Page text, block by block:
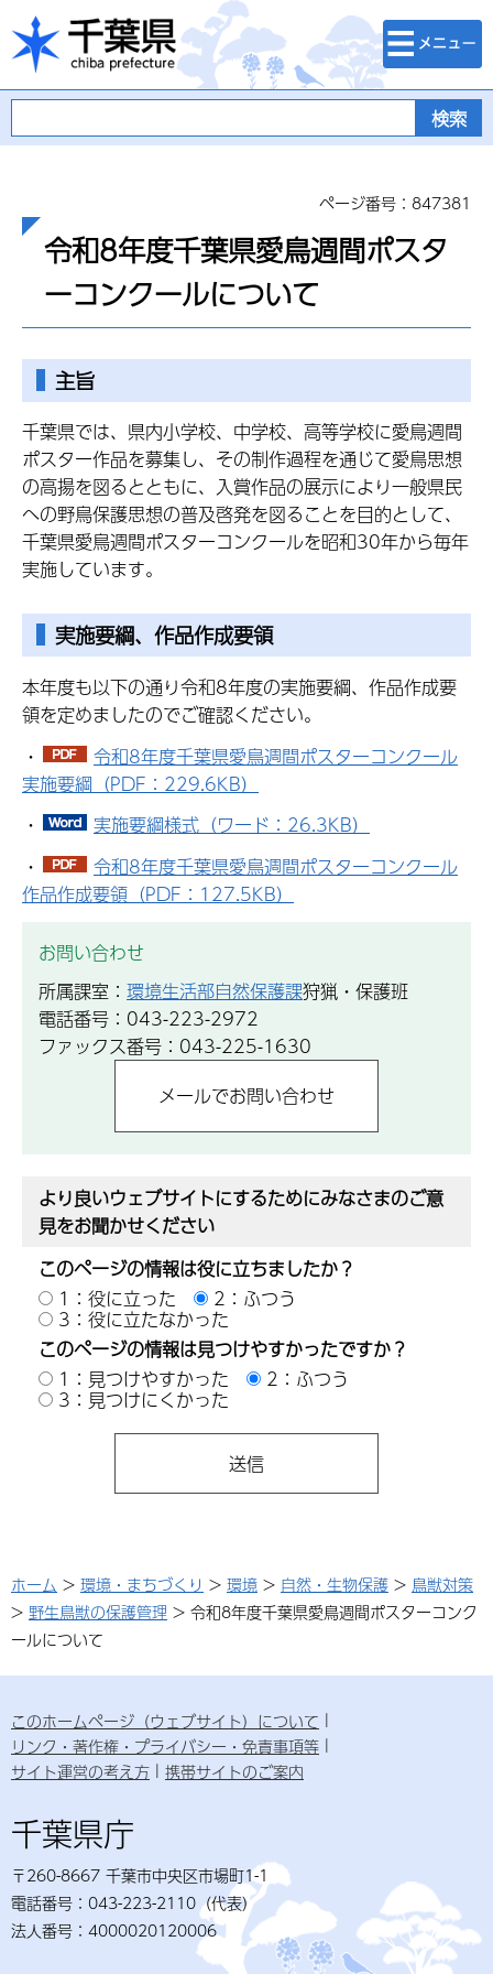
千葉県
検索・メニュ
ー
ページ番号：847381
令和8年度千葉県愛鳥週間ポスタ
ーコンクールについて
主旨
千葉県では、県内小学校、中学校、高等学校に愛鳥週間
ポスター作品を募集し、その制作過程を通じて愛鳥思想
の高揚を図るとともに、入賞作品の展示により一般県民
への野鳥保護思想の普及啓発を図ることを目的として、
千葉県愛鳥週間ポスターコンクールを昭和30年から毎年
実施しています。
実施要綱、作品作成要領
本年度も以下の通り令和8年度の実施要綱、作品作成要
領を定めましたのでご確認ください。
・
令和8年度千葉県愛鳥週間ポスターコンクール
実施要綱（PDF：229.6KB）
・
実施要綱様式（ワード：26.3KB）
・
令和8年度千葉県愛鳥週間ポスターコンクール
作品作成要領（PDF：127.5KB）
お問い合わせ
所属課室： 環境生活部自然保護課狩猟・保護班
電話番号：043-223-2972
ファックス番号：043-225-1630
より良いウェブサイトにするためにみなさまのご意
見をお聞かせください
このページの情報は役に立ちましたか？
1：役に立った
2：ふつう
3：役に立たなかった
このページの情報は見つけやすかったですか？
1：見つけやすかった
2：ふつう
3：見つけにくかった
ホーム > 環境・まちづくり > 環境 > 自然・生物保護 > 鳥獣対策
> 野生鳥獣の保護管理 > 令和8年度千葉県愛鳥週間ポスターコンク
ールについて
このホームページ（ウェブサイト）について
リンク・著作権・プライバシー・免責事項等
サイト運営の考え方
携帯サイトのご案内
千葉県庁
〒260-8667 千葉市中央区市場町1-1
電話番号：043-223-2110（代表）
法人番号：4000020120006